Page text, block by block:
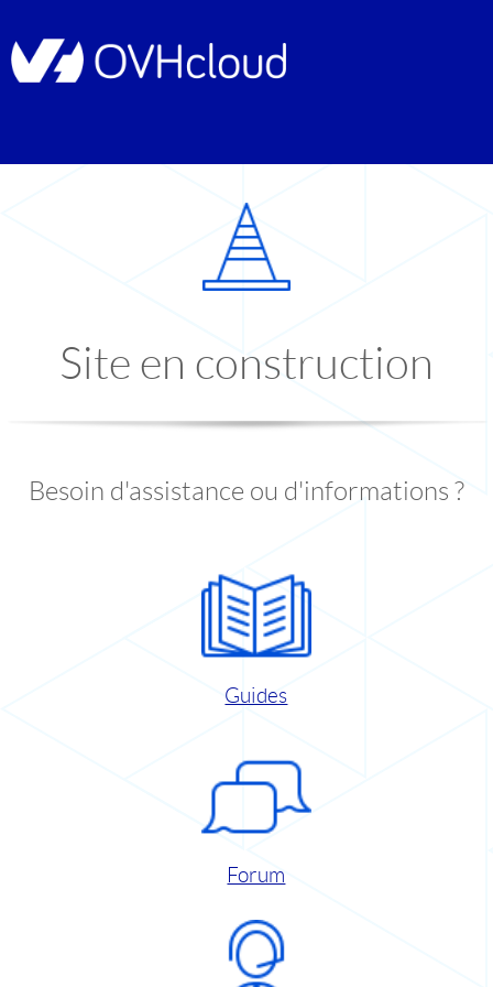
Site en construction
Besoin d'assistance ou d'informations ?
Guides
Forum